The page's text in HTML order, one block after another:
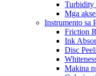
Turbidity
Mga
Instrumento sa
Friction
Ink
Disc
Makina